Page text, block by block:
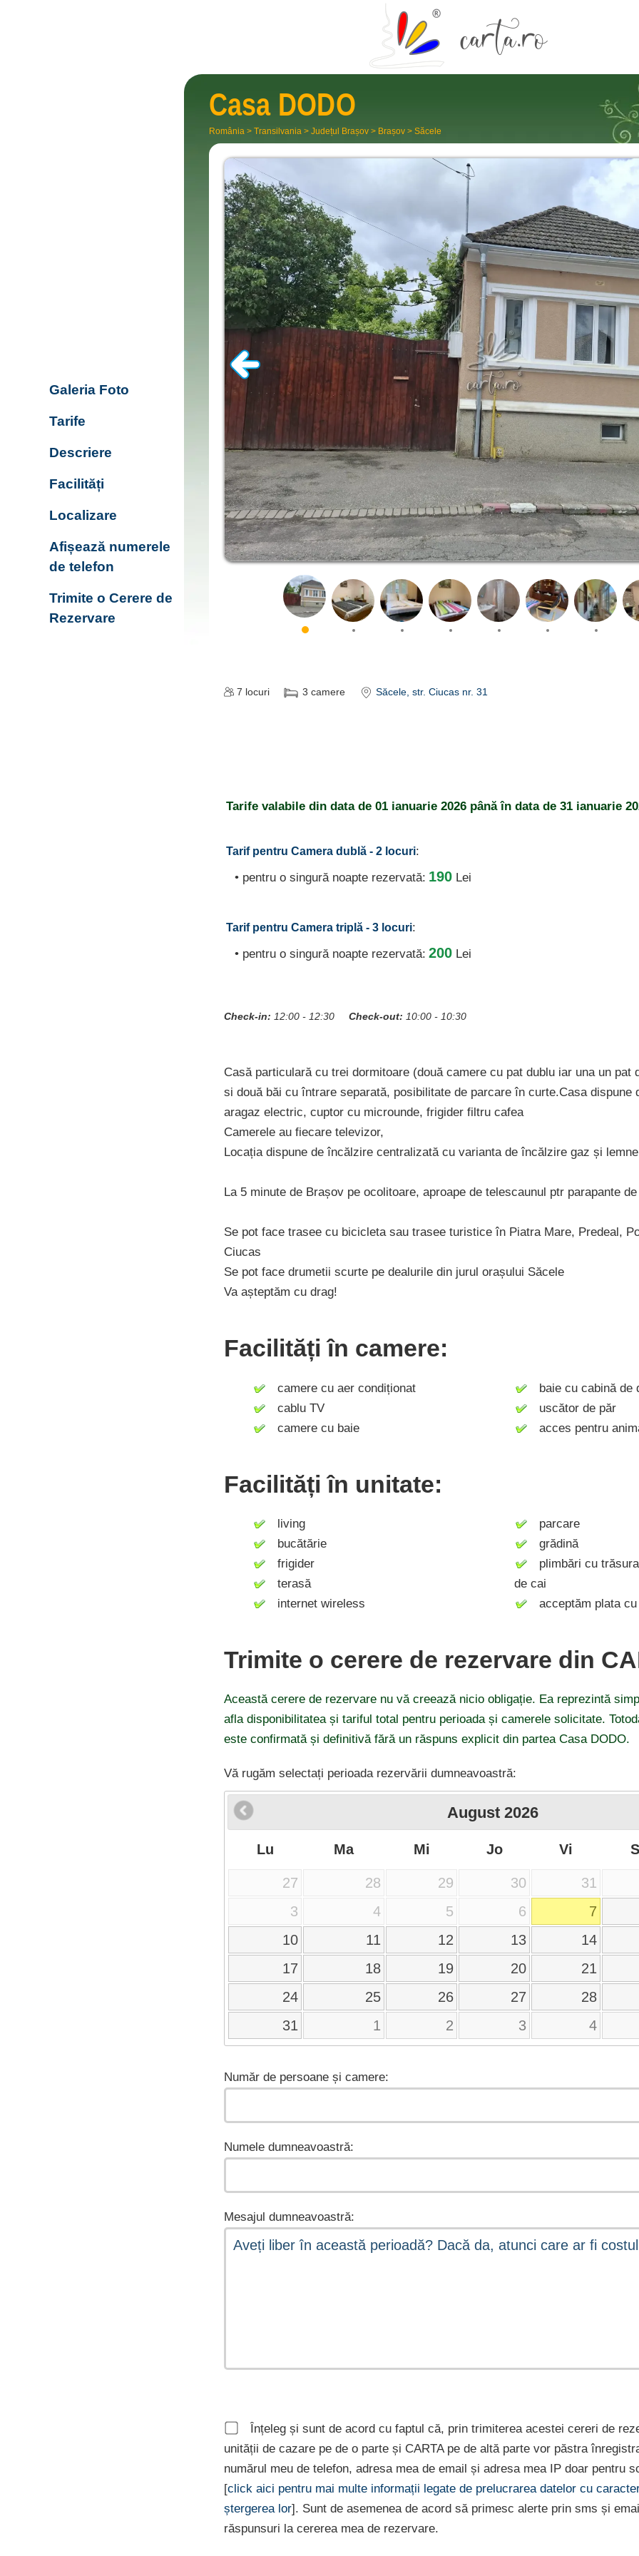
Casa DODO
România > Transilvania > Județul Brașov > Brașov > Săcele
7 locuri 3 camere Săcele, str. Ciucas nr. 31
Tarife valabile din data de 01 ianuarie 2026 până în data de 31 ianuarie
Tarif pentru Camera dublă - 2 locuri:
• pentru o singură noapte rezervată: 190 Lei
Tarif pentru Camera triplă - 3 locuri:
• pentru o singură noapte rezervată: 200 Lei
Check-in: 12:00 - 12:30 Check-out: 10:00 - 10:30
Casă particulară cu trei dormitoare (două camere cu pat dublu iar una un pat
si două băi cu întrare separată, posibilitate de parcare în curte.Casa dispune
aragaz electric, cuptor cu microunde, frigider filtru cafea
Camerele au fiecare televizor,
Locația dispune de încălzire centralizată cu varianta de încălzire gaz și lemne
La 5 minute de Brașov pe ocolitoare, aproape de telescaunul ptr parapante
Se pot face trasee cu bicicleta sau trasee turistice în Piatra Mare, Predeal,
Ciucas
Se pot face drumetii scurte pe dealurile din jurul orașului Săcele
Va așteptăm cu drag!
Facilități în camere:
camere cu aer condiționat
cablu TV
camere cu baie
baie cu cabină de
uscător de păr
acces pentru
Facilități în unitate:
living
bucătărie
frigider
terasă
internet wireless
parcare
grădină
plimbări cu
de cai
acceptăm plata cu
Trimite o cerere de rezervare din
Această cerere de rezervare nu vă creează nicio obligație. Ea reprezintă
afla disponibilitatea și tariful total pentru perioada și camerele solicitate.
este confirmată și definitivă fără un răspuns explicit din partea Casa DODO.
Vă rugăm selectați perioada rezervării dumneavoastră:
August 2026
Lu Ma Mi Jo Vi
27 28 29 30
31
3
4 5 6
7
10
11 12 13
14
17
18 19 20
21
24
25 26 27
28
31
1 2 3 4
Număr de persoane și camere:
Numele dumneavoastră:
Mesajul dumneavoastră:
Înțeleg și sunt de acord cu faptul că, prin trimiterea acestei cereri de
unității de cazare pe de o parte și CARTA pe de altă parte vor păstra
numărul meu de telefon, adresa mea de email și adresa mea IP doar pentru
[click aici pentru mai multe informații legate de prelucrarea datelor cu
ștergerea lor]. Sunt de asemenea de acord să primesc alerte prin sms și
răspunsuri la cererea mea de rezervare.
Galeria Foto
Tarife
Descriere
Facilități
Localizare
Afișează numerele
de telefon
Trimite o Cerere de
Rezervare